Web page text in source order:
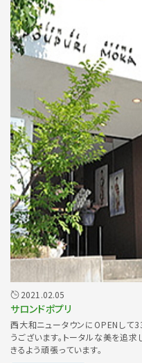
2021.02.05
サロンドポプリ
西大和ニュータウンにOPENして
うございます。トータルな美を追
きるよう頑張っています。